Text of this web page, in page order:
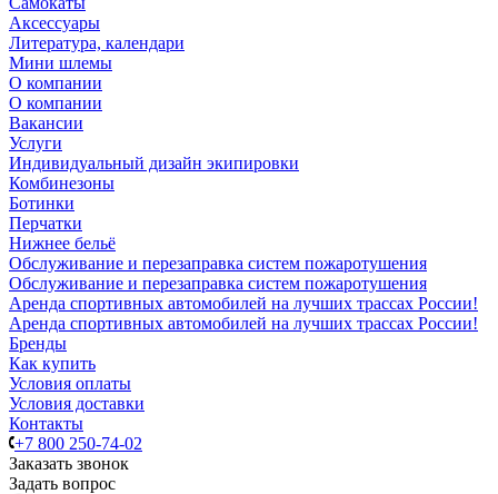
Аксессуары
Литература, календари
Мини шлемы
О компании
О компании
Вакансии
Услуги
Индивидуальный дизайн экипировки
Комбинезоны
Ботинки
Перчатки
Нижнее бельё
Обслуживание и перезаправка систем пожаротушения
Обслуживание и перезаправка систем пожаротушения
Аренда спортивных автомобилей на лучших трассах России!
Аренда спортивных автомобилей на лучших трассах России!
Бренды
Как купить
Условия оплаты
Условия доставки
Контакты
+7 800 250-74-02
Заказать звонок
Задать вопрос